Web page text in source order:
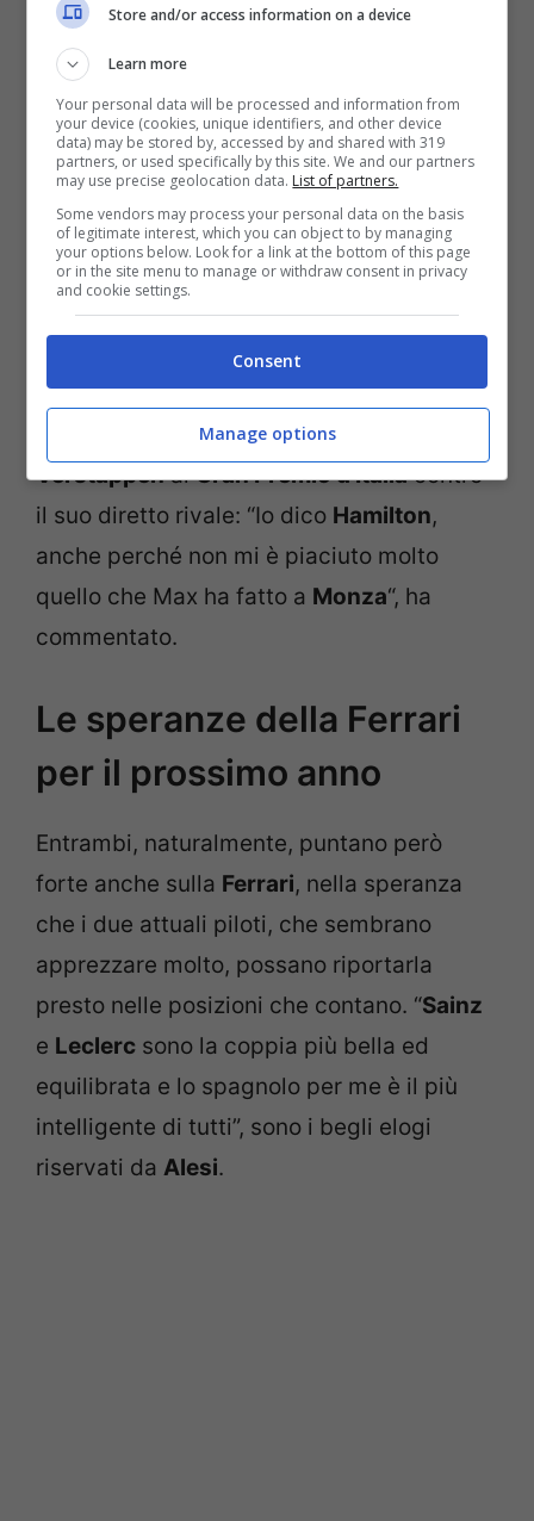
Quando è stata loro posta la domanda su
chi si aggiudicherà l’attuale campionato di
, i due francesi non sono sembrati avere
dubbi: “Vorrei vedereVerstappenma
penso che vinceràHamilton“, ha dichiarato
Arnoux.
Ancora più decisoAlesi, rimasto molto
deluso dall’incidente innescato da
VerstappenalGran Premio d’Italiacontro
il suo diretto rivale: “Io dico Hamilton,
anche perché non mi è piaciuto molto
quello che Max ha fatto a Monza“, ha
commentato.
Le speranze della Ferrari
per il prossimo anno
Entrambi, naturalmente, puntano però
forte anche sulla Ferrari, nella speranza
che i due attuali piloti, che sembrano
apprezzare molto, possano riportarla
presto nelle posizioni che contano. “Sainz
e Leclerc sono la coppia più bella ed
equilibrata e lo spagnolo per me è il più
intelligente di tutti”, sono i begli elogi
riservati da Alesi.
Store and/or access information on a device
Learn more
Your personal data will be processed and information from
your device (cookies, unique identifiers, and other device
data) may be stored by, accessed by and shared with 319
partners, or used specifically by this site. We and our partners
may use precise geolocation data. List of partners.
Some vendors may process your personal data on the basis
of legitimate interest, which you can object to by managing
your options below. Look for a link at the bottom of this page
or in the site menu to manage or withdraw consent in privacy
and cookie settings.
Consent
Manage options